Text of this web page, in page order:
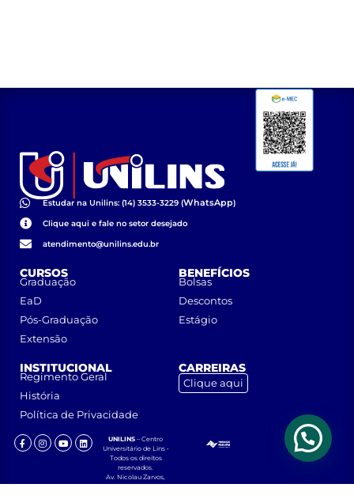
Estudar na Unilins: (14) 3533-3229 (WhatsApp)
Clique aqui e fale no setor desejado
atendimento@unilins.edu.br
CURSOS
Graduação
EaD
Pós-Graduação
Extensão
BENEFÍCIOS
Bolsas
Descontos
Estágio
INSTITUCIONAL
Regimento Geral
História
Política de Privacidade
CARREIRAS
Clique aqui
UNILINS – Centro
Universitário de Lins •
Todos os direitos
reservados.
Av. Nicolau Zarvos,
1925 – Jardim